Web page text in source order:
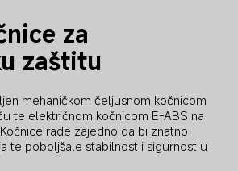
za
zaštitu
mehaničkom čeljusnom kočnicom
te električnom kočnicom E-ABS na
rade zajedno da bi znatno
te poboljšale stabilnost i sigurnost u